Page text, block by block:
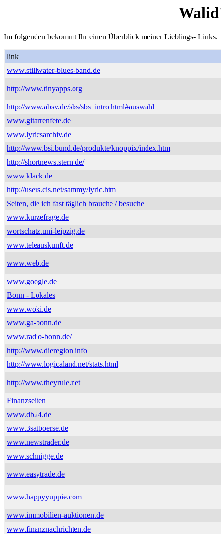
Im folgenden bekommt Ihr einen Überblick meiner Lieblings- Links.
link
www.stillwater-blues-band.de
http://www.tinyapps.org
http://www.absv.de/sbs/sbs_intro.html#auswahl
www.gitarrenfete.de
www.lyricsarchiv.de
http://www.bsi.bund.de/produkte/knoppix/index.htm
http://shortnews.stern.de/
www.klack.de
http://users.cis.net/sammy/lyric.htm
Seiten, die ich fast täglich brauche / besuche
www.kurzefrage.de
wortschatz.uni-leipzig.de
www.teleauskunft.de
www.web.de
www.google.de
Bonn - Lokales
www.woki.de
www.ga-bonn.de
www.radio-bonn.de/
http://www.dieregion.info
http://www.logicaland.net/stats.html
http://www.theyrule.net
Finanzseiten
www.db24.de
www.3satboerse.de
www.newstrader.de
www.schnigge.de
www.easytrade.de
www.happyyuppie.com
www.immobilien-auktionen.de
www.finanznachrichten.de